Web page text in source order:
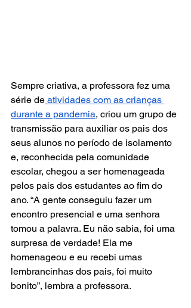
Sempre criativa, a professora fez uma
série de atividades com as crianças
durante a pandemia, criou um grupo de
transmissão para auxiliar os pais dos
seus alunos no período de isolamento
e, reconhecida pela comunidade
escolar, chegou a ser homenageada
pelos pais dos estudantes ao fim do
ano. “A gente conseguiu fazer um
encontro presencial e uma senhora
tomou a palavra. Eu não sabia, foi uma
surpresa de verdade! Ela me
homenageou e eu recebi umas
lembrancinhas dos pais, foi muito
bonito”, lembra a professora.